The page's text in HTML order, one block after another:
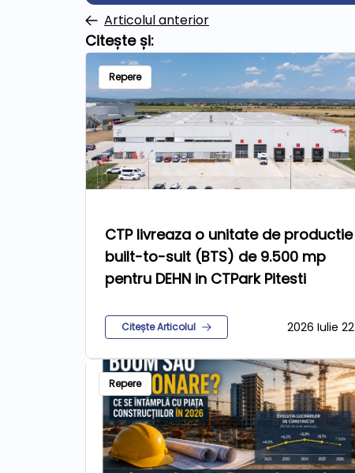
Articolul anterior
Citește și:
Repere
CTP livreaza o unitate de productie
built-to-suit (BTS) de 9.500 mp
pentru DEHN in CTPark Pitesti
Citește Articolul 2026 Iulie 22
Repere